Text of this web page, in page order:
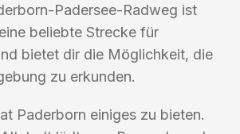
Padersee-Radweg ist
beliebte Strecke für
bietet dir die Möglichkeit, die
zu erkunden.
Paderborn einiges zu bieten.